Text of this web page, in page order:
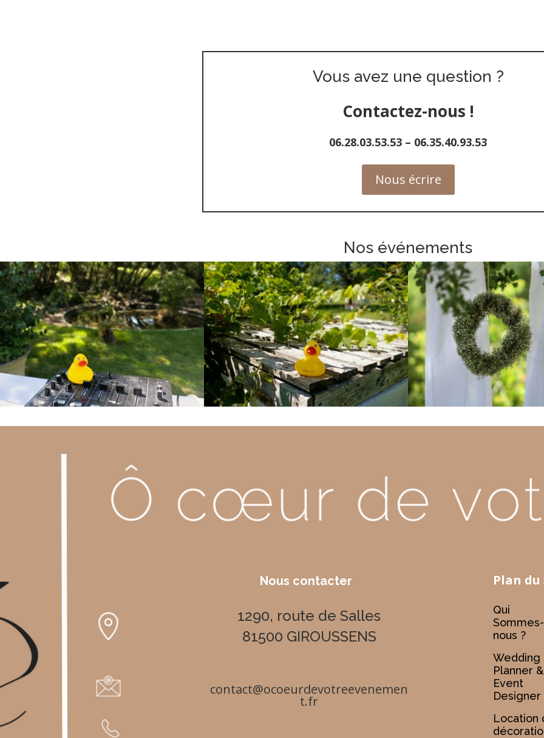
Vous avez une question ?
Contactez-nous !
06.28.03.53.53 – 06.35.40.93.53
Nous écrire
Nos événements
Nous contacter
1290, route de Salles
81500 GIROUSSENS
contact@ocoeurdevotreevenemen
t.fr
Plan
Qui
Sommes-
nous ?
Wedding
Planner &
Event
Designer
Location